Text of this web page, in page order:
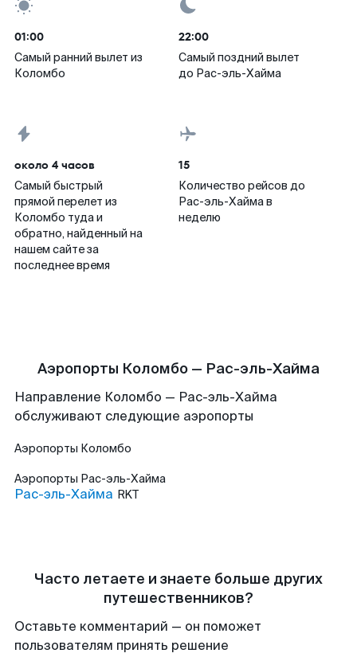
01:00
Самый ранний вылет из
Коломбо
22:00
Самый поздний вылет
до Рас-эль-Хайма
около 4 часов
Самый быстрый
прямой перелет из
Коломбо туда и
обратно, найденный на
нашем сайте за
последнее время
15
Количество рейсов до
Рас-эль-Хайма в
неделю
Аэропорты Коломбо — Рас-эль-Хайма
Направление Коломбо — Рас-эль-Хайма
обслуживают следующие аэропорты
Аэропорты Коломбо
Аэропорты Рас-эль-Хайма
Рас-эль-Хайма RKT
Часто летаете и знаете больше других
путешественников?
Оставьте комментарий — он поможет
пользователям принять решение